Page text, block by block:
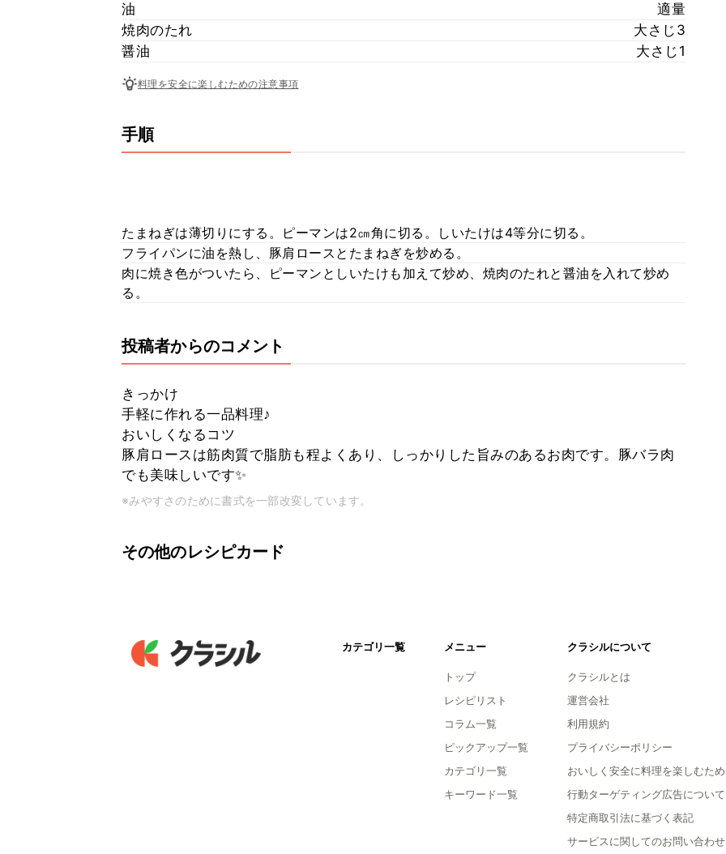
油
適量
焼肉のたれ
大さじ3
醤油
大さじ1
料理を安全に楽しむための注意事項
手順
たまねぎは薄切りにする。ピーマンは2㎝角に切る。しいたけは4等分に切る。
フライパンに油を熱し、豚肩ロースとたまねぎを炒める。
肉に焼き色がついたら、ピーマンとしいたけも加えて炒め、焼肉のたれと醤油を入れて炒め
る。
投稿者からのコメント
きっかけ
手軽に作れる一品料理♪
おいしくなるコツ
豚肩ロースは筋肉質で脂肪も程よくあり、しっかりした旨みのあるお肉です。豚バラ肉
でも美味しいです✨
※みやすさのために書式を一部改変しています。
その他のレシピカード
カテゴリ一覧 メニュー
トップ
レシピリスト
コラム一覧
ピックアップ一覧
カテゴリ一覧
キーワード一覧
クラシルについて
クラシルとは
運営会社
利用規約
プライバシーポリシー
おいしく安全に料理を楽しむため
行動ターゲティング広告について
特定商取引法に基づく表記
サービスに関してのお問い合わせ